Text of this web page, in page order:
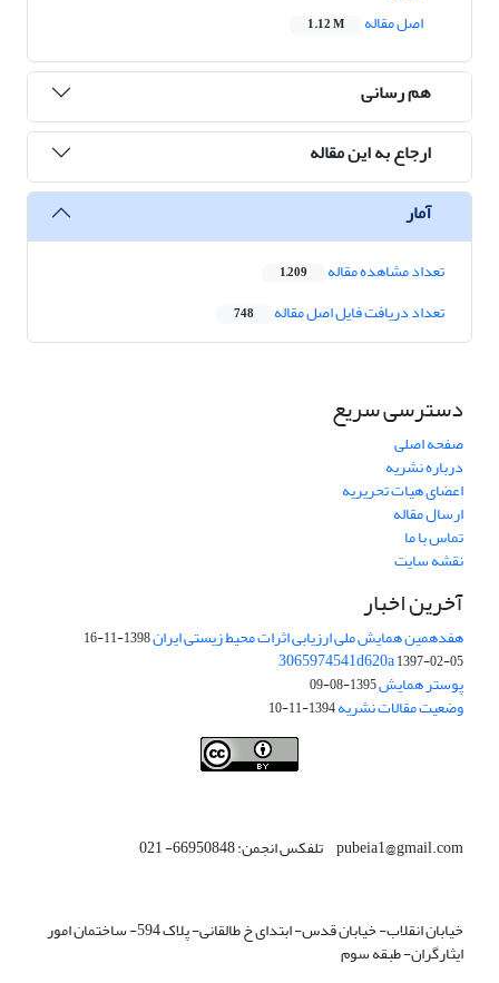
اصل مقاله
1.12 M
هم رسانی
ارجاع به این مقاله
آمار
تعداد مشاهده مقاله 1,209
تعداد دریافت فایل اصل مقاله 748
دسترسی سریع
صفحه اصلی
درباره نشریه
اعضای هیات تحریریه
ارسال مقاله
تماس با ما
نقشه سایت
آخرین اخبار
هفدهمین همایش ملی ارزیابی اثرات محیط زیستی ایران1398-11-16
3065974541d620a1397-02-05
پوستر همایش1395-08-09
وضعیت مقالات نشریه1394-11-10
pubeia1@gmail.com تلفکس انجمن: 66950848- 021
خیابان انقلاب- خیابان قدس- ابتدای خ طالقانی- پلاک 594- ساختمان امور
ایثارگران- طبقه سوم